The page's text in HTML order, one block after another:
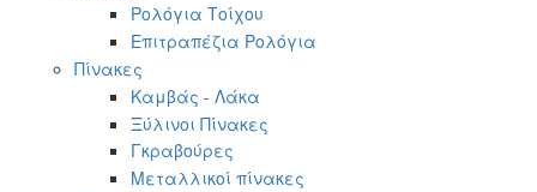
Ρολόγια Τοίχου
Επιτραπέζια Ρολόγια
Πίνακες
Καμβάς - Λάκα
Ξύλινοι Πίνακες
Γκραβούρες
Μεταλλικοί πίνακες